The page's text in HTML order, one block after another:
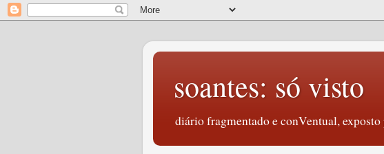
soantes: só visto
diário fragmentado e conVentual,